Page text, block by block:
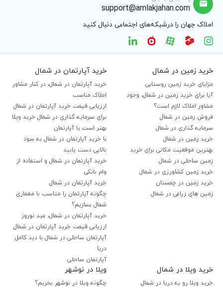
support@amlakjahan.com
املاک جهان را درشبکه‌های اجتماعی دنبال کنید
خرید زمین در شمال
مزایای خرید زمین روستایی
آیا برای خرید زمین در شمال، وجود
مشاور املاک لازم است؟
فروش زمین در شمال
سرمایه گذاری در شمال
خرید زمین در شمال
بهترین موقعیت مکانی برای خرید
زمین ساحلی در شمال
خرید زمین کشاورزی در شمال
خرید زمین در چمستان
زمین های زراعی در شمال
خرید آپارتمان در شمال
خرید آپارتمان در شمال، در کنار مشاور
املاک مناسب
ارزیابی قیمت خرید آپارتمان در شمال
برای سرمایه گذاری در شمال خرید ویلا
بهتر است یا آپارتمان
با خرید آپارتمان در شمال به سود
بالایی دست یابید
خرید آپارتمان در شمال و استفاده از
وام بانکی
خرید آپارتمان در شمال
چگونه آپارتمان را متاسب با معماری
شمال بسازیم؟
خرید آپارتمان در شمال، عید نوروز
ارزیابی قیمت خرید آپارتمان در شمال
آپارتمان ساحلی در شمال با دید کامل
دریا
آپارتمان ساحلی
خرید ویلا در شمال
خرید ویلا رو به دریا در شمال
ویلا در نوشهر
چگونه ویلا در نوشهر بخریم؟